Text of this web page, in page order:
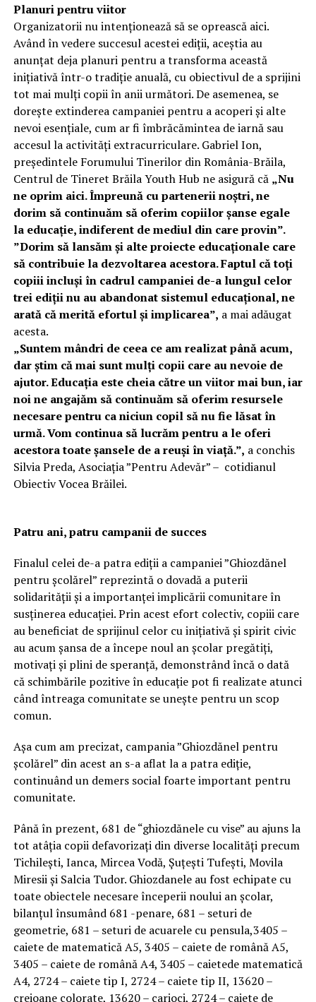
Planuri pentru viitor
Organizatorii nu intenționează să se oprească aici.
Având în vedere succesul acestei ediții, aceștia au
anunțat deja planuri pentru a transforma această
inițiativă într-o tradiție anuală, cu obiectivul de a sprijini
tot mai mulți copii în anii următori. De asemenea, se
dorește extinderea campaniei pentru a acoperi și alte
nevoi esențiale, cum ar fi îmbrăcămintea de iarnă sau
accesul la activități extracurriculare. Gabriel Ion,
președintele Forumului Tinerilor din România-Brăila,
Centrul de Tineret Brăila Youth Hub ne asigură că „Nu
ne oprim aici. Împreună cu partenerii noștri, ne
dorim să continuăm să oferim copiilor șanse egale
la educație, indiferent de mediul din care provin”.
”Dorim să lansăm și alte proiecte educaționale care
să contribuie la dezvoltarea acestora.Faptul că toți
copiii incluși în cadrul campaniei de-a lungul celor
trei ediții nu au abandonat sistemul educațional, ne
arată că merită efortul și implicarea”, a mai adăugat
acesta.
„Suntem mândri de ceea ce am realizat până acum,
dar știm că mai sunt mulți copii care au nevoie de
ajutor.Educația este cheia către un viitor mai bun, iar
noi ne angajăm să continuăm să oferim resursele
necesare pentru ca niciun copil să nu fie lăsat în
urmă.Vom continua să lucrăm pentru a le oferi
acestora toate șansele de a reuși în viață.”, a conchis
Silvia Preda, Asociația ”Pentru Adevăr” – cotidianul
Obiectiv Vocea Brăilei.
Patru ani, patru campanii de succes
Finalul celei de-a patra ediții a campaniei ”Ghiozdănel
pentru școlărel” reprezintă o dovadă a puterii
solidarității și a importanței implicării comunitare în
susținerea educației. Prin acest efort colectiv, copiii care
au beneficiat de sprijinul celor cu inițiativă și spirit civic
au acum șansa de a începe noul an școlar pregătiți,
motivați și plini de speranță, demonstrând încă o dată
că schimbările pozitive în educație pot fi realizate atunci
când întreaga comunitate se unește pentru un scop
comun.
Așa cum am precizat, campania ”Ghiozdănel pentru
școlărel” din acest an s-a aflat la a patra ediție,
continuând un demers social foarte important pentru
comunitate.
Până în prezent, 681 de “ghiozdănele cu vise” au ajuns la
tot atâția copii defavorizați din diverse localități precum
Tichilești, Ianca, Mircea Vodă, Șuțești Tufești, Movila
Miresii și Salcia Tudor. Ghiozdanele au fost echipate cu
toate obiectele necesare începerii noului an școlar,
bilanțul însumând 681 -penare, 681 – seturi de
geometrie, 681 – seturi de acuarele cu pensula,3405 –
caiete de matematică A5, 3405 – caiete de română A5,
3405 – caiete de română A4, 3405 – caietede matematică
A4, 2724 – caiete tip I, 2724 – caiete tip II, 13620 –
creioane colorate, 13620 – carioci, 2724 – caiete de